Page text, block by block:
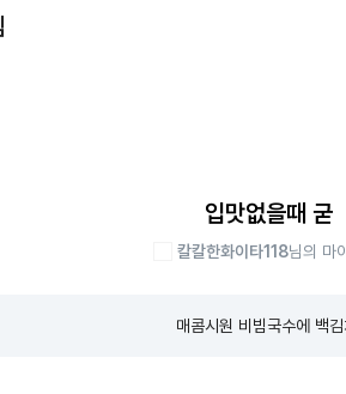
입맛없을때 굳
칼칼한화이타118님의 마
매콤시원 비빔국수에 백김